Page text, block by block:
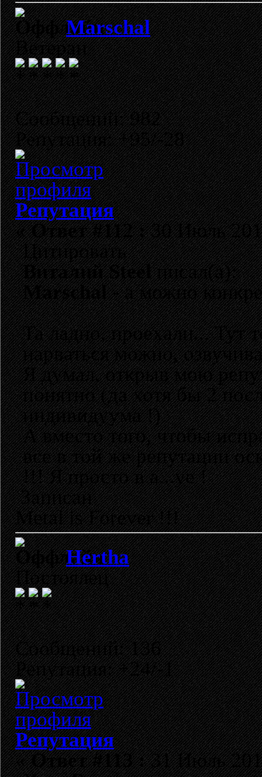
Marschal
Ветеран
Сообщений: 982
Репутация: +95/-28
Репутация
«Ответ #112 :30 Июль
Цитировать
Виталий Steelписал(а):
Marschal- а можно
Та ладно, проехали... Тут
нарваться можно,
Я думал, открыв мою
понятно (да хотя бы 2
индивидуума !)
А вместо того, чтобы
все в той же репутации
!!! Я просто в а...уе !
Записан
Metal is Forever !!!
Hertha
Постоялец
Сообщений: 136
Репутация: +24/-1
Репутация
«Ответ #113 :31 Июль